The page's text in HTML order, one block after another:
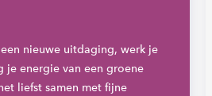
nieuwe uitdaging, werk je
je energie van een groene
liefst samen met fijne